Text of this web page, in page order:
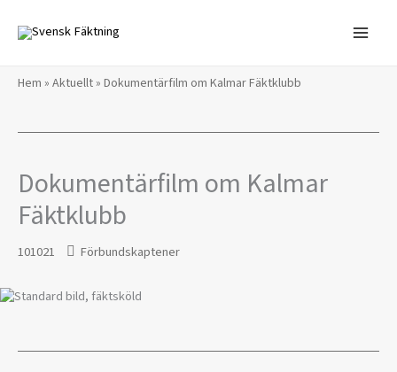
innehåll
Hem » Aktuellt» Dokumentärfilm om Kalmar Fäktklubb
Dokumentärfilm om Kalmar
Fäktklubb
101021 Förbundskaptener